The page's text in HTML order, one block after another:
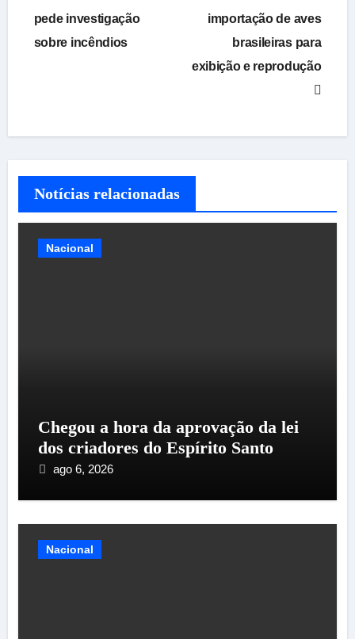
de
Post
pede investigação
sobre incêndios
importação de aves
brasileiras para
exibição e reprodução
Notícias relacionadas
Nacional
Chegou a hora da aprovação da lei
dos criadores do Espírito Santo
ago 6, 2026
Nacional